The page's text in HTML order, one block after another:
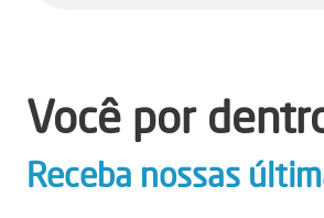
Você por
Receba nossas